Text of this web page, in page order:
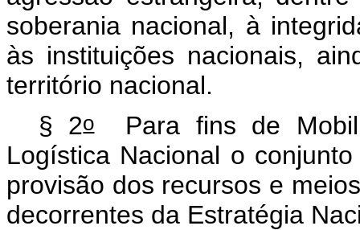
soberania nacional, à
às instituições nacionais,
território nacional.
§ 2oPara fins de
Logística Nacional o
provisão dos recursos e
decorrentes da Estratégia